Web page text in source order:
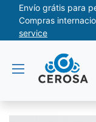
Envío grátis para
Compras
service